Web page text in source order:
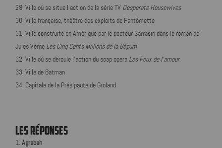
Ville où se situe l'action de la série TV Desperate Housewives
Ville française, théâtre des exploits de Fantômette
Ville construite en Amérique par le docteur Sarrasin dans le roman de
Jules Verne Les Cinq Cents Millions de la Bégum
Ville où se déroule l'action du soap opera Les Feux de l'amour
Ville de Batman
Capitale de la Présipauté de Groland
LES RÉPONSES
Agrabah